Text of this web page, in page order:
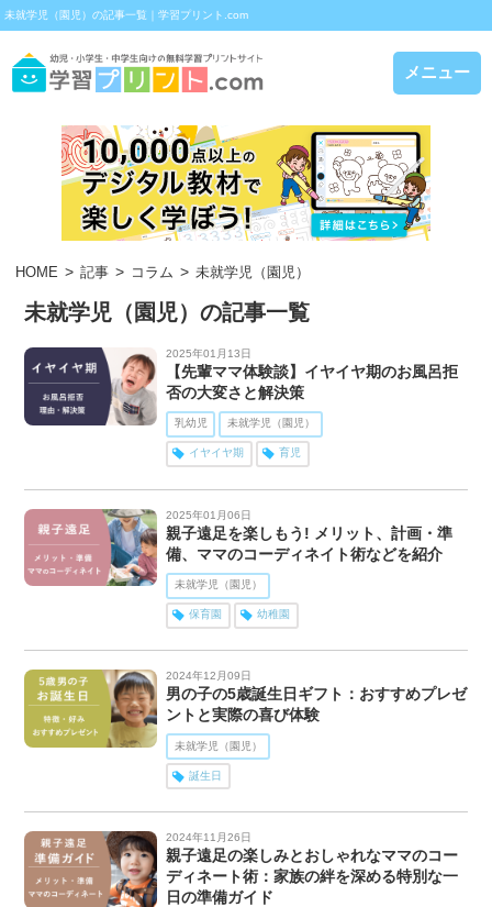
未就学児（園児）の記事一覧｜学習プリント.com
メニュー
HOME 記事 コラム 未就学児（園児）
未就学児（園児）の記事一覧
2025年01月13日
【先輩ママ体験談】イヤイヤ期のお風呂拒
否の大変さと解決策
乳幼児 未就学児（園児）
イヤイヤ期 育児
2025年01月06日
親子遠足を楽しもう! メリット、計画・準
備、ママのコーディネイト術などを紹介
未就学児（園児）
保育園 幼稚園
2024年12月09日
男の子の5歳誕生日ギフト：おすすめプレゼ
ントと実際の喜び体験
未就学児（園児）
誕生日
2024年11月26日
親子遠足の楽しみとおしゃれなママのコー
ディネート術：家族の絆を深める特別な一
日の準備ガイド